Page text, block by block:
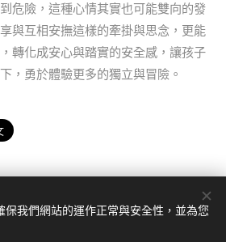
危險，這種心情其實也可能雙向的發
與互相安撫這樣的牽掛與思念，更能
轉化成安心與踏實的安全感，讓孩子
，勇於體驗更多的獨立與冒險。
我們網站的運作正常與安全性，並為您